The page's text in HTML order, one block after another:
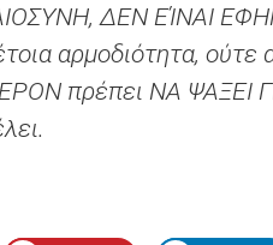
ΔΕΝ ΕΊΝΑΙ
αρμοδιότητα,
πρέπει ΝΑ ΨΑΞΕΙ